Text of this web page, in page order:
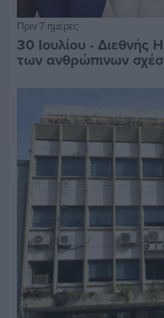
Πριν 7 ημέρες
30 Ιουλίου - Διεθνής
των ανθρώπινων